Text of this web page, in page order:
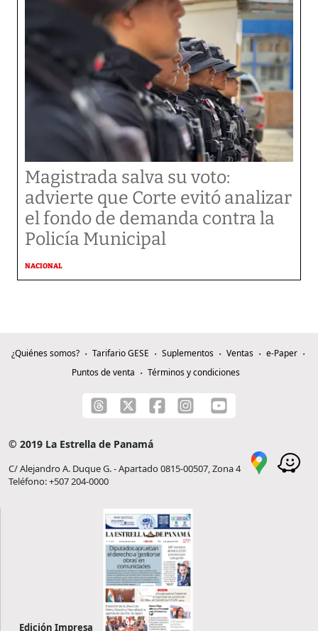
Magistrada salva su voto:
advierte que Corte evitó analizar
el fondo de demanda contra la
Policía Municipal
NACIONAL
¿Quiénes somos? Tarifario GESE Suplementos Ventas
e-Paper
Puntos de venta
Términos y condiciones
© 2019 La Estrella de Panamá
C/ Alejandro A. Duque G. - Apartado 0815-00507, Zona 4
Teléfono: +507 204-0000
Edición Impresa